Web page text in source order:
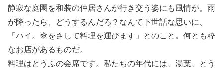
静寂な庭園を和装の仲居さんが行き交う姿にも風情が。雨
が降ったら、どうするんだろ？なんて下世話な思いに、
「ハイ。傘をさして料理を運びます」とのこと。何とも粋
なお店があるものだ。
料理はとうふの会席です。私たちの年代には、湯葉、とう